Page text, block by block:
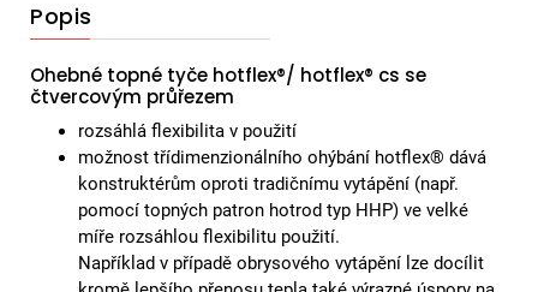
Popis
Ohebné topné tyče hotflex®/ hotflex® cs se
čtvercovým průřezem
rozsáhlá flexibilita v použití
možnost třídimenzionálního ohýbání hotflex® dává
konstruktérům oproti tradičnímu vytápění (např.
pomocí topných patron hotrod typ HHP) ve velké
míře rozsáhlou flexibilitu použití.
Například v případě obrysového vytápění lze docílit